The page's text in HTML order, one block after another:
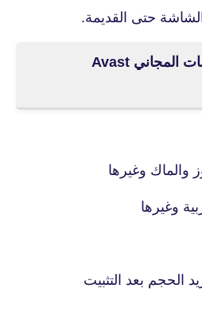
حتى القديمة.
تحميل مضاد الفيروسات المجاني Avast
والماك وغيرها
وغيرها